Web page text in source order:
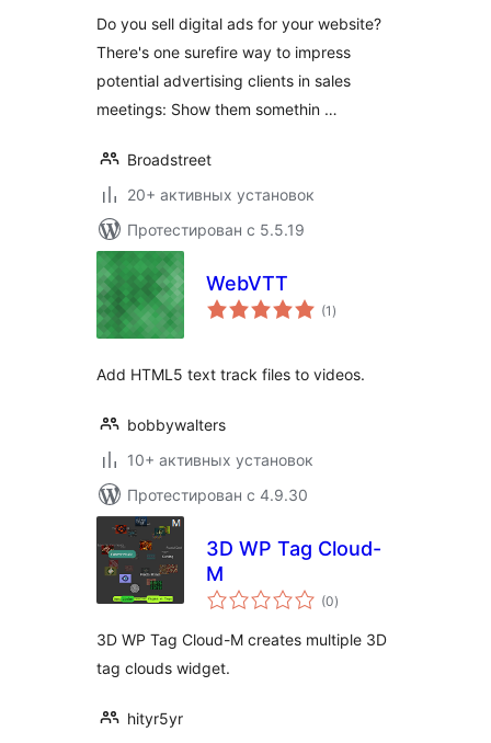
Do you sell digital ads for your website?
There's one surefire way to impress
potential advertising clients in sales
meetings: Show them somethin …
Broadstreet
20+ активных установок
Протестирован с 5.5.19
WebVTT
(1 общий
рейтинг
)
Add HTML5 text track files to videos.
bobbywalters
10+ активных установок
Протестирован с 4.9.30
3D WP Tag Cloud-
M
(0общий
рейтинг
)
3D WP Tag Cloud-M creates multiple 3D
tag clouds widget.
hityr5yr